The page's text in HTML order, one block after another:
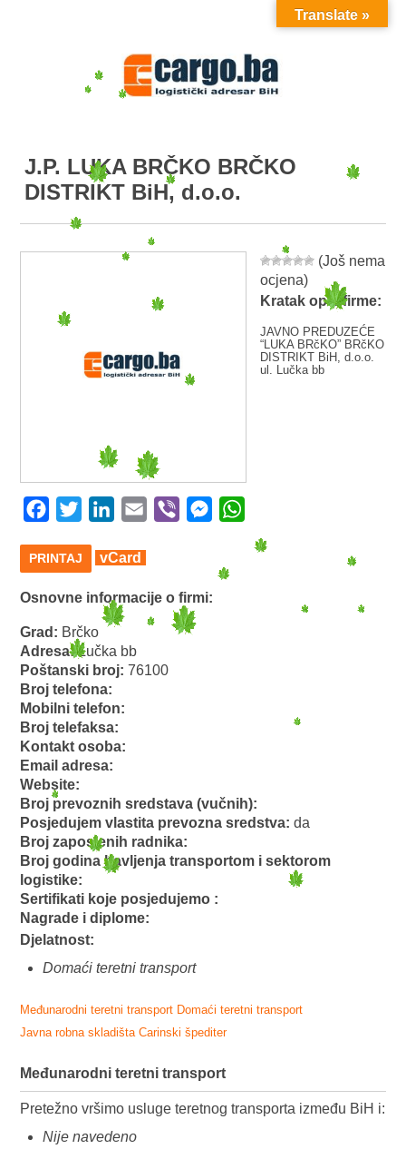
MENU
J.P. LUKA BRČKO BRČKO
DISTRIKT BiH, d.o.o.
(Još nema
ocjena)
Kratak opis firme:
JAVNO PREDUZEĆE
“LUKA BRčKO” BRčKO
DISTRIKT BiH, d.o.o.
ul. Lučka bb
Facebook
Twitter LinkedIn
Email Viber Messenger
PRINTAJ vCard
Osnovne informacije o firmi:
Grad: Brčko
Adresa:Lučka bb
Poštanski broj:76100
Broj telefona:
Mobilni telefon:
Broj telefaksa:
Kontakt osoba:
Email adresa:
Website:
Broj prevoznih sredstava (vučnih):
Posjedujem vlastita prevozna sredstva:da
Broj zaposlenih radnika:
Broj godina bavljenja transportom i sektorom
logistike:
Sertifikati koje posjedujemo :
Nagrade i diplome:
Djelatnost:
Domaći teretni transport
Međunarodni teretni transport Domaći teretni transport
Javna robna skladišta Carinski špediter
Međunarodni teretni transport
Pretežno vršimo usluge teretnog transporta između BiH i:
Nije navedeno
Translate »